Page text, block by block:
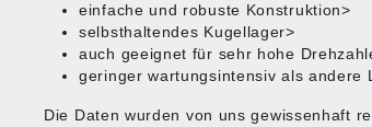
einfache und robuste Konstruktion>
selbsthaltendes Kugellager>
auch geeignet für sehr hohe
geringer wartungsintensiv als andere
Die Daten wurden von uns gewissenhaft